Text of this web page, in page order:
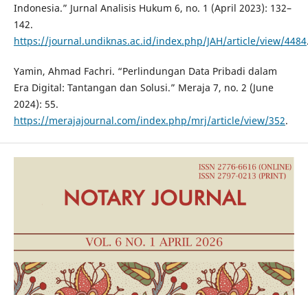
Indonesia.” Jurnal Analisis Hukum 6, no. 1 (April 2023): 132–
142.
https://journal.undiknas.ac.id/index.php/JAH/article/view/4484
Yamin, Ahmad Fachri. “Perlindungan Data Pribadi dalam
Era Digital: Tantangan dan Solusi.” Meraja 7, no. 2 (June
2024): 55.
https://merajajournal.com/index.php/mrj/article/view/352.